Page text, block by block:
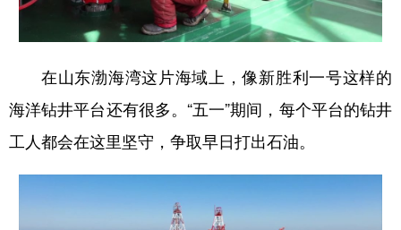
在山东渤海湾这片海域上，像新胜利一号这样的
海洋钻井平台还有很多。“五一”期间，每个平台的钻井
工人都会在这里坚守，争取早日打出石油。